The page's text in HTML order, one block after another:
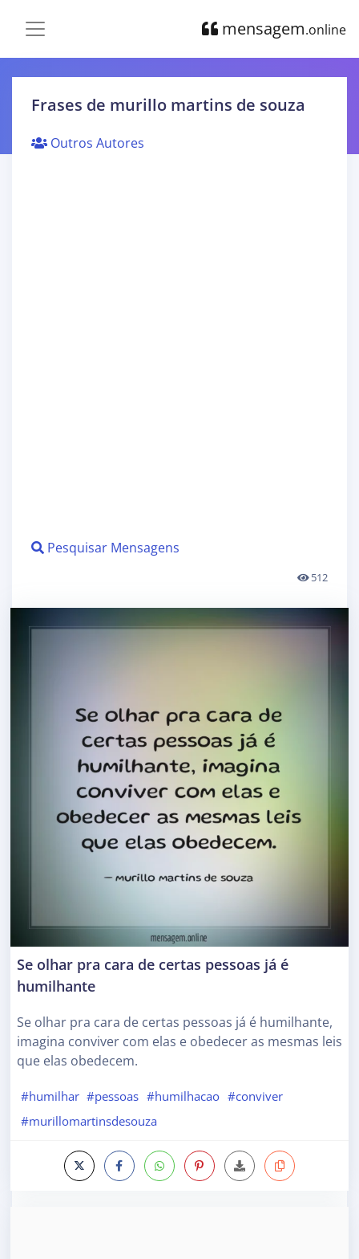
mensagem.online
Frases de murillo martins de souza
Outros Autores
Pesquisar Mensagens
512
Se olhar pra cara de certas pessoas já é
humilhante
Se olhar pra cara de certas pessoas já é humilhante,
imagina conviver com elas e obedecer as mesmas leis
que elas obedecem.
#humilhar #pessoas #humilhacao #conviver
#murillomartinsdesouza